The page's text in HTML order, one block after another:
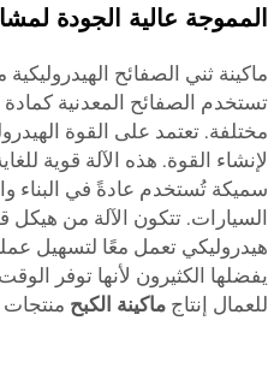
المموجة عالية الجودة
تستخدم الصفائح المعدنية
مختلفة. تعتمد على القوة
لإنشاء القوة. هذه الآلة قوية
سميكة تُستخدم عادةً في البناء
السيارات. تتكون الآلة من
هيدروليكي تعمل معًا لتسهيل
يفضلها الكثيرون لأنها توفر
للعمال إنتاج ماكينة الكبح